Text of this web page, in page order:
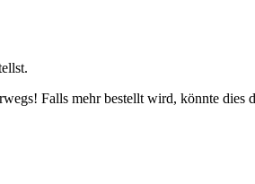
Falls mehr bestellt wird, könnte dies